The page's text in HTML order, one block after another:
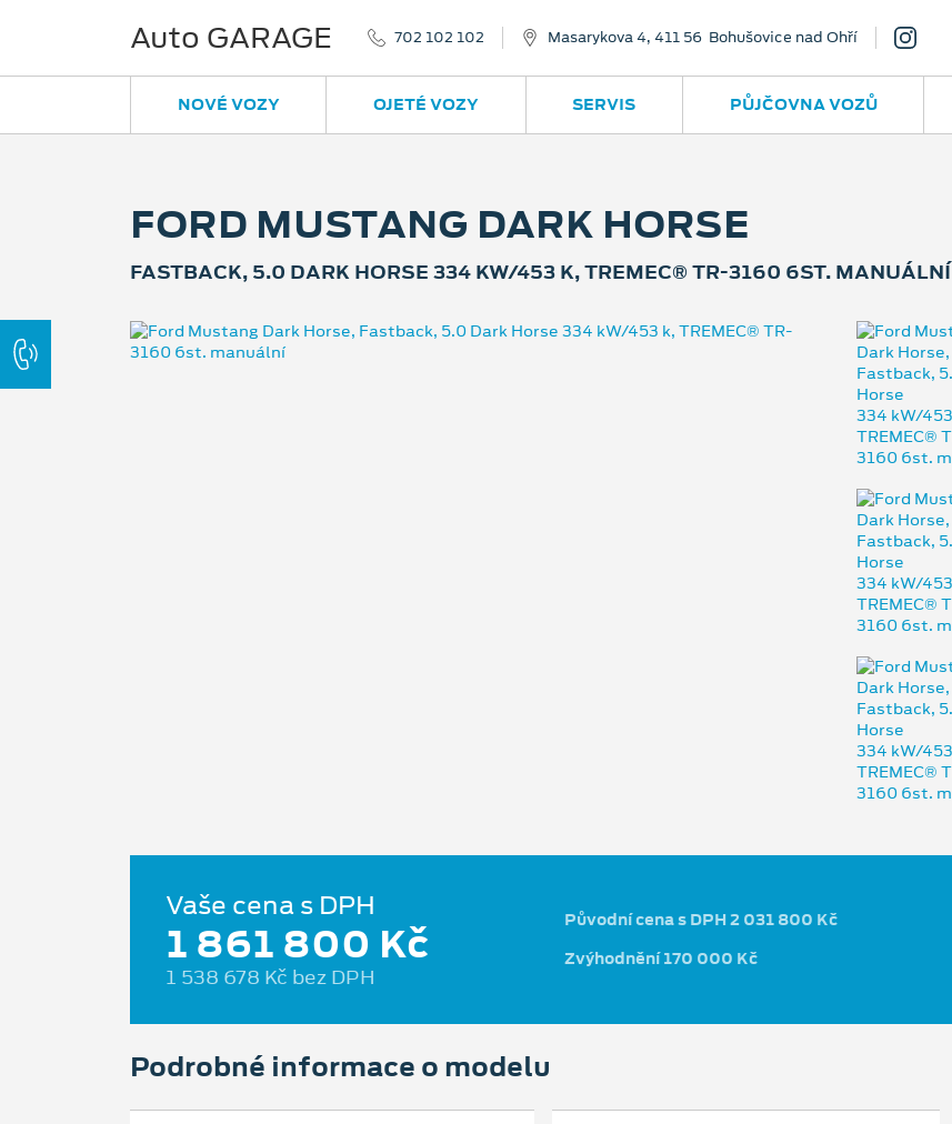
Auto GARAGE 702 102 102 Masarykova 4, 411 56 Bohušovice nad Ohří
NOVÉ VOZY OJETÉ VOZY SERVIS PŮJČOVNA VOZŮ
FORD MUSTANG DARK HORSE
FASTBACK, 5.0 DARK HORSE 334 KW/453 K, TREMEC® TR-3160 6ST. MANUÁLNÍ
Vaše cena s DPH
1 861 800 Kč
1 538 678 Kč bez DPH
Původní cena s DPH 2 031 800 Kč
Zvýhodnění 170 000 Kč
Podrobné informace o modelu